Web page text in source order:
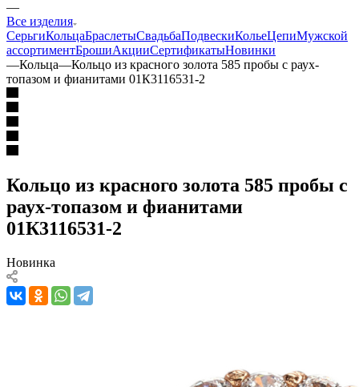
—
Все изделия
СерьгиКольцаБраслетыСвадьбаПодвескиКольеЦепиМужской
ассортиментБрошиАкцииСертификатыНовинки
—Кольца—Кольцо из красного золота 585 пробы с раух-
топазом и фианитами 01К3116531-2
Кольцо из красного золота 585 пробы с
раух-топазом и фианитами
01К3116531-2
Новинка